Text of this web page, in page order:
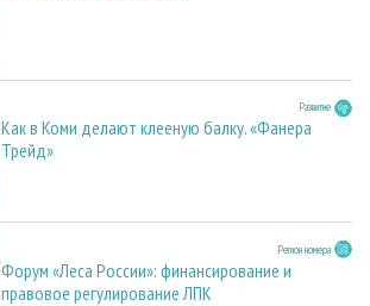
Развитие
Как в Коми делают клееную балку. «Фанера
Трейд»
Регион номера
Форум «Леса России»: финансирование и
правовое регулирование ЛПК